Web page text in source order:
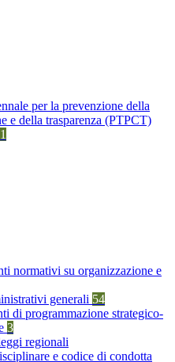
per la prevenzione della
e della trasparenza (PTPCT)
normativi su organizzazione e
generali 54
di programmazione strategico-
3
regionali
e codice di condotta